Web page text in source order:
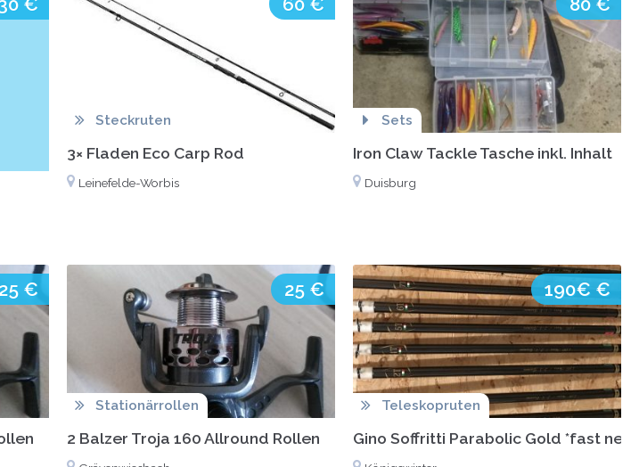
Steckruten
3× Fladen Eco Carp Rod
Leinefelde-Worbis
Sets
Iron Claw Tackle Tasche inkl. Inhalt
Duisburg
25 € 25 €
Stationärrollen
2 Balzer Troja 160 Allround Rollen
190€ €
Teleskopruten
Gino Soffritti Parabolic Gold *fast neu*